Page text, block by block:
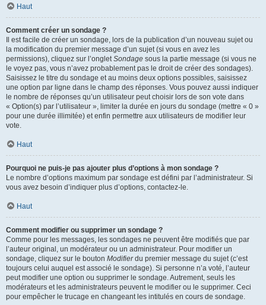
Haut
Comment créer un sondage ?
Il est facile de créer un sondage, lors de la publication d’un nouveau sujet ou
la modification du premier message d’un sujet (si vous en avez les
permissions), cliquez sur l’ongletSondage sous la partie message (si vous ne
le voyez pas, vous n’avez probablement pas le droit de créer des sondages).
Saisissez le titre du sondage et au moins deux options possibles, saisissez
une option par ligne dans le champ des réponses. Vous pouvez aussi indiquer
le nombre de réponses qu’un utilisateur peut choisir lors de son vote dans
« Option(s) par l’utilisateur », limiter la durée en jours du sondage (mettre « 0 »
pour une durée illimitée) et enfin permettre aux utilisateurs de modifier leur
vote.
Haut
Pourquoi ne puis-je pas ajouter plus d’options à mon sondage ?
Le nombre d’options maximum par sondage est défini par l’administrateur. Si
vous avez besoin d’indiquer plus d’options, contactez-le.
Haut
Comment modifier ou supprimer un sondage ?
Comme pour les messages, les sondages ne peuvent être modifiés que par
l’auteur original, un modérateur ou un administrateur. Pour modifier un
sondage, cliquez sur le bouton Modifierdu premier message du sujet (c’est
toujours celui auquel est associé le sondage). Si personne n’a voté, l’auteur
peut modifier une option ou supprimer le sondage. Autrement, seuls les
modérateurs et les administrateurs peuvent le modifier ou le supprimer. Ceci
pour empêcher le trucage en changeant les intitulés en cours de sondage.